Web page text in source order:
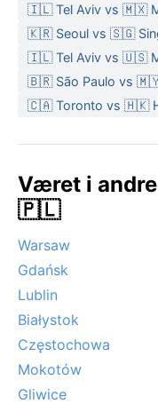
🇮🇱 Tel Aviv vs 🇲🇽
🇰🇷 Seoul vs 🇸🇬
🇮🇱 Tel Aviv vs 🇺🇸
🇧🇷 São Paulo vs 🇲🇾
🇨🇦 Toronto vs 🇭🇰
Været i
🇵🇱
Warsaw
Gdańsk
Lublin
Białystok
Częstochowa
Mokotów
Gliwice